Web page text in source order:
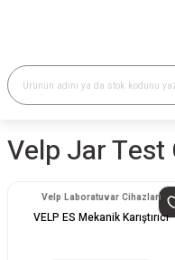
Velp Jar Test
Velp Laboratuvar Cihazları
VELP ES Mekanik Karıştırıcı